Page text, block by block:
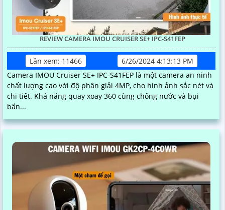
REVIEW CAMERA IMOU CRUISER SE+ IPC-S41FEP
Lần xem: 11466
6/26/2024 4:13:13 PM
Camera IMOU Cruiser SE+ IPC-S41FEP là một camera an ninh
chất lượng cao với độ phân giải 4MP, cho hình ảnh sắc nét và
chi tiết. Khả năng quay xoay 360 cùng chống nước và bụi
bẩn...